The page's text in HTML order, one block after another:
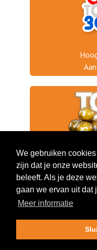
We gebruiken
zijn dat je onze
beleeft. Als je deze
gaan we ervan uit dat
Meer informatie